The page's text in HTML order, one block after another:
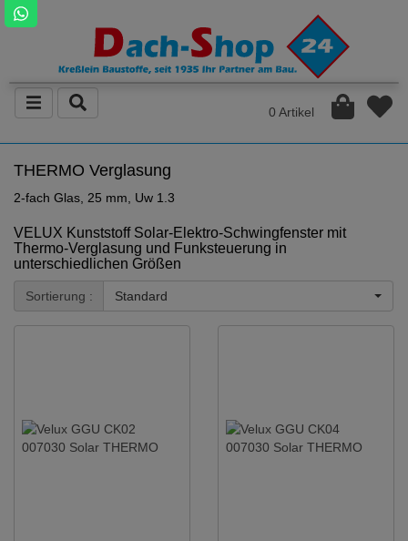
0 Artikel
THERMO Verglasung
2-fach Glas, 25 mm, Uw 1.3
VELUX Kunststoff Solar-Elektro-Schwingfenster mit
Thermo-Verglasung und Funksteuerung in
unterschiedlichen Größen
Sortierung : Standard